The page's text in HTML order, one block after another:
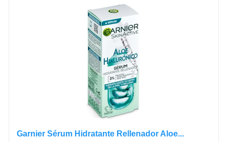
Garnier Sérum Hidratante Rellenador Aloe...